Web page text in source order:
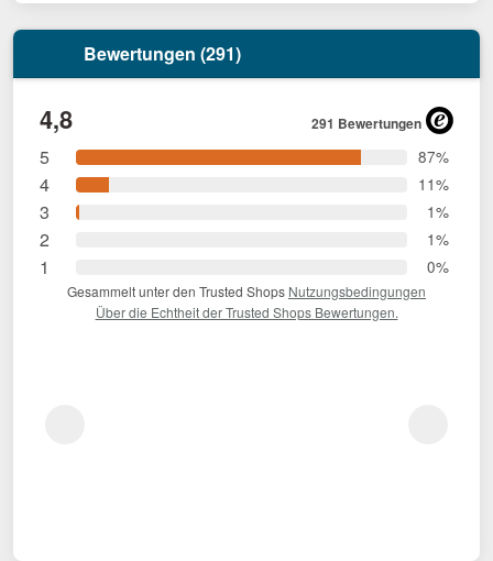
Bewertungen (291)
4,8 291 Bewertungen
5 87%
4 11%
3 1%
2 1%
1 0%
Gesammelt unter den Trusted Shops Nutzungsbedingungen
Über die Echtheit der Trusted Shops Bewertungen.